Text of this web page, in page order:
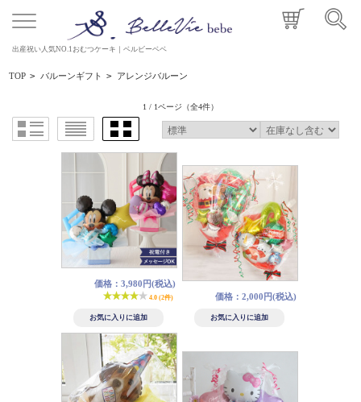
出産祝い人気NO.1おむつケーキ｜ベルビーベベ
TOP > バルーンギフト > アレンジバルーン
1 / 1ページ （全4件）
価格：3,980円(税込)
4.0 (2件) 価格：2,000円(税込)